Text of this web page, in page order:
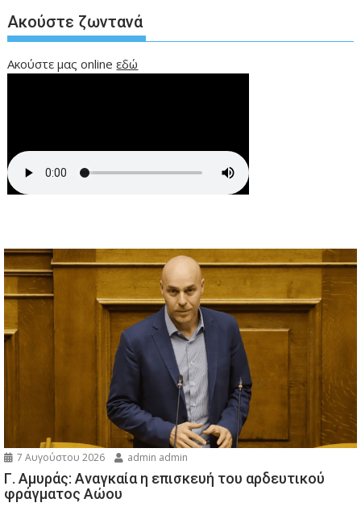
Ακούστε ζωντανά
Ακούστε μας onlineεδώ
7 Αυγούστου 2026 admin admin
Γ. Αμυράς: Αναγκαία η επισκευή του αρδευτικού
φράγματος Αώου